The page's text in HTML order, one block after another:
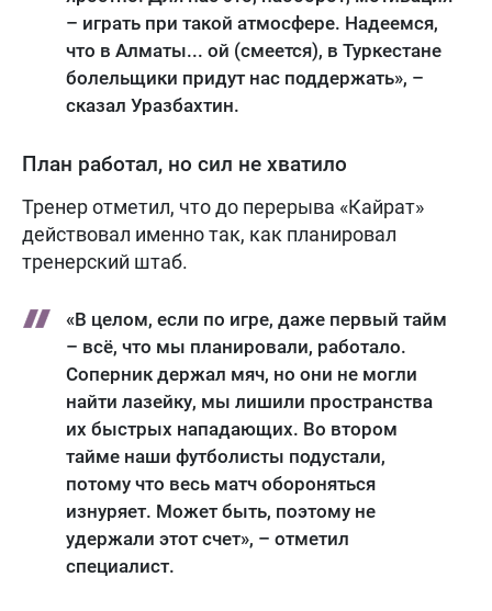
– играть при такой атмосфере. Надеемся,
что в Алматы... ой (смеется), в Туркестане
болельщики придут нас поддержать», –
сказал Уразбахтин.
План работал, но сил не хватило
Тренер отметил, что до перерыва «Кайрат»
действовал именно так, как планировал
тренерский штаб.
«В целом, если по игре, даже первый тайм
– всё, что мы планировали, работало.
Соперник держал мяч, но они не могли
найти лазейку, мы лишили пространства
их быстрых нападающих. Во втором
тайме наши футболисты подустали,
потому что весь матч обороняться
изнуряет. Может быть, поэтому не
удержали этот счет», – отметил
специалист.